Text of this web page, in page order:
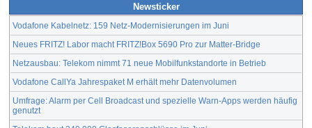
Newsticker
Vodafone Kabelnetz: 159 Netz-Modernisierungen im Juni
Neues FRITZ! Labor macht FRITZ!Box 5690 Pro zur Matter-Bridge
Netzausbau: Telekom nimmt 71 neue Mobilfunkstandorte in Betrieb
Vodafone CallYa Jahrespaket M erhält mehr Datenvolumen
Umfrage: Alarm per Cell Broadcast und spezielle Warn-Apps werden häufig
genutzt